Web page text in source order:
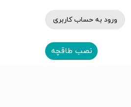
ورود به حساب کاربری
نصب طاقچه